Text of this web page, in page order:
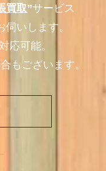
買取”サービス
いします。
応可能。
もございます。